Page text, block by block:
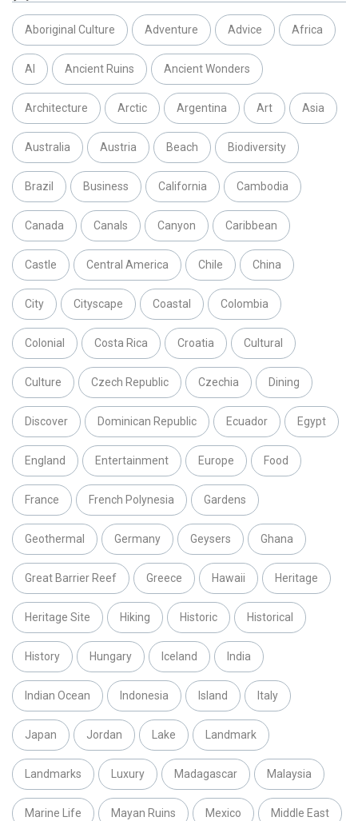
Aboriginal Culture Adventure Advice Africa
AI Ancient Ruins Ancient Wonders
Architecture Arctic Argentina Art Asia
Australia Austria Beach Biodiversity
Brazil Business California Cambodia
Canada Canals Canyon Caribbean
Castle Central America Chile China
City Cityscape Coastal Colombia
Colonial Costa Rica Croatia Cultural
Culture Czech Republic Czechia Dining
Discover Dominican Republic Ecuador Egypt
England Entertainment Europe Food
France French Polynesia Gardens
Geothermal Germany Geysers Ghana
Great Barrier Reef Greece Hawaii Heritage
Heritage Site Hiking Historic Historical
History Hungary Iceland India
Indian Ocean Indonesia Island Italy
Japan Jordan Lake Landmark
Landmarks Luxury Madagascar Malaysia
Marine Life Mayan Ruins Mexico Middle East